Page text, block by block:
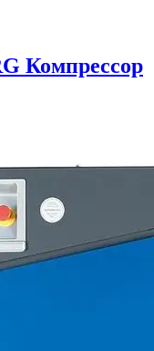
Компрессор